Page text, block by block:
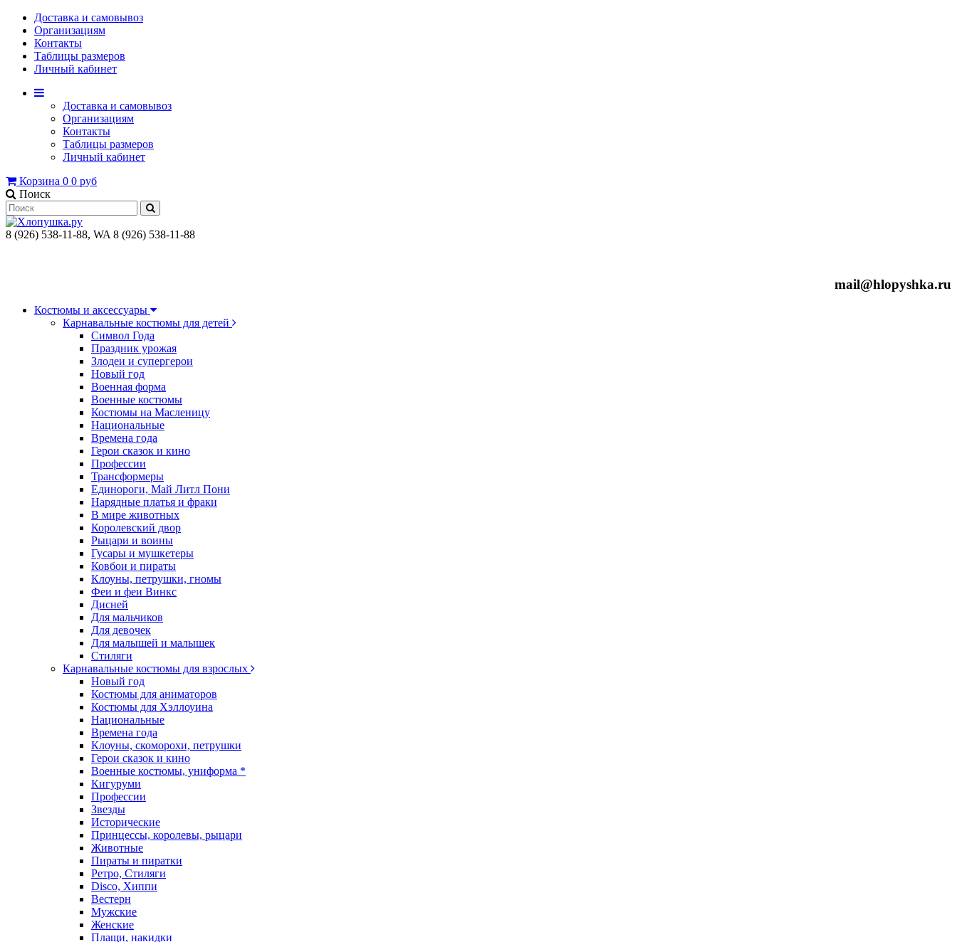
Доставка и самовывоз
Организациям
Контакты
Таблицы размеров
Личный кабинет
Доставка и самовывоз
Организациям
Контакты
Таблицы размеров
Личный кабинет
Корзина 0 0 руб
Поиск
8 (926) 538-11-88, WA 8 (926) 538-11-88
mail@hlopyshka.ru
Костюмы и аксессуары
Карнавальные костюмы для детей
Символ Года
Праздник урожая
Злодеи и супергерои
Новый год
Военная форма
Военные костюмы
Костюмы на Масленицу
Национальные
Времена года
Герои сказок и кино
Профессии
Трансформеры
Единороги, Май Литл Пони
Нарядные платья и фраки
В мире животных
Королевский двор
Рыцари и воины
Гусары и мушкетеры
Ковбои и пираты
Клоуны, петрушки, гномы
Феи и феи Винкс
Дисней
Для мальчиков
Для девочек
Для малышей и малышек
Стиляги
Карнавальные костюмы для взрослых
Новый год
Костюмы для аниматоров
Костюмы для Хэллоуина
Национальные
Времена года
Клоуны, скоморохи, петрушки
Герои сказок и кино
Военные костюмы, униформа *
Кигуруми
Профессии
Звезды
Исторические
Принцессы, королевы, рыцари
Животные
Пираты и пиратки
Ретро, Стиляги
Disco, Хиппи
Вестерн
Мужские
Женские
Плащи, накидки